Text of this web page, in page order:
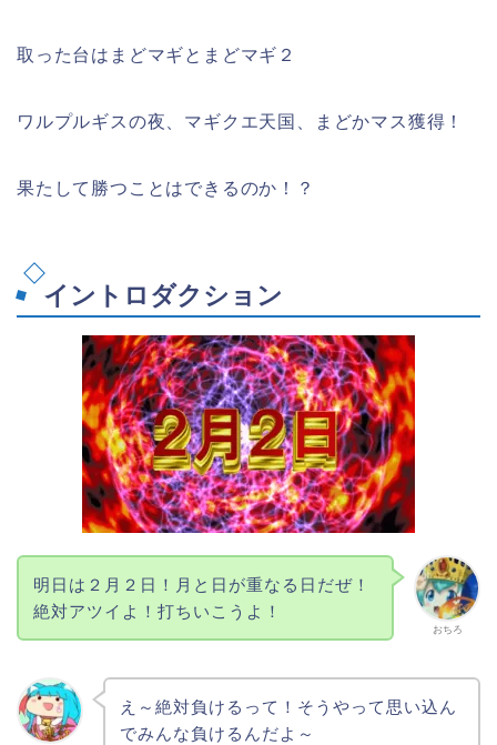
取った台はまどマギとまどマギ２
ワルプルギスの夜、マギクエ天国、まどかマス獲得！
果たして勝つことはできるのか！？
イントロダクション
おちろ
明日は２月２日！月と日が重なる日だぜ！
絶対アツイよ！打ちいこうよ！
え～絶対負けるって！そうやって思い込ん
でみんな負けるんだよ～